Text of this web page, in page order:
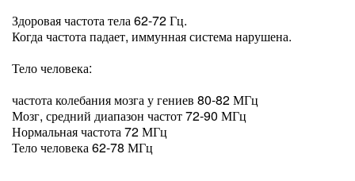
Здоровая частота тела 62-72 Гц.
Когда частота падает, иммунная система нарушена.
Тело человека:
частота колебания мозга у гениев 80-82 МГц
Мозг, средний диапазон частот 72-90 МГц
Нормальная частота 72 МГц
Тело человека 62-78 МГц